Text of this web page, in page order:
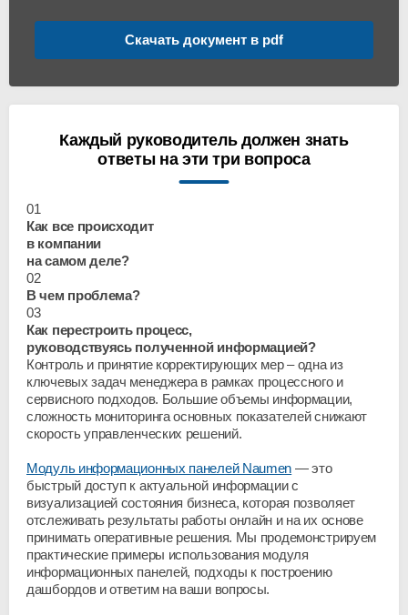
Скачать документ в pdf
Каждый руководитель должен знать
ответы на эти три вопроса
01
Как все происходит
в компании
на самом деле?
02
В чем проблема?
03
Как перестроить процесс,
руководствуясь полученной информацией?
Контроль и принятие корректирующих мер – одна из
ключевых задач менеджера в рамках процессного и
сервисного подходов. Большие объемы информации,
сложность мониторинга основных показателей снижают
скорость управленческих решений.
Модуль информационных панелей Naumen — это
быстрый доступ к актуальной информации с
визуализацией состояния бизнеса, которая позволяет
отслеживать результаты работы онлайн и на их основе
принимать оперативные решения. Мы продемонстрируем
практические примеры использования модуля
информационных панелей, подходы к построению
дашбордов и ответим на ваши вопросы.